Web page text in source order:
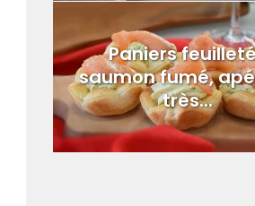
Paniers
saumon fumé,
très...